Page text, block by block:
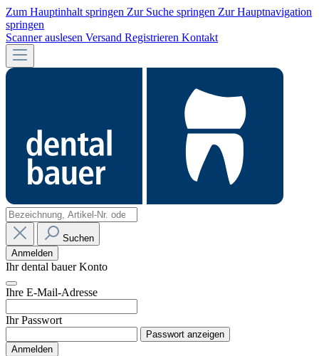
Zum Hauptinhalt springen Zur Suche springen Zur Hauptnavigation
springen
Scanner auslesen Versand Registrieren Kontakt
Suchen
Anmelden
Ihr dental bauer Konto
Ihre E-Mail-Adresse
Ihr Passwort
Passwort anzeigen
Anmelden